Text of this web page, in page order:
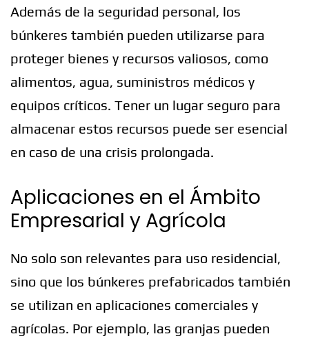
Además de la seguridad personal, los
búnkeres también pueden utilizarse para
proteger bienes y recursos valiosos, como
alimentos, agua, suministros médicos y
equipos críticos. Tener un lugar seguro para
almacenar estos recursos puede ser esencial
en caso de una crisis prolongada.
Aplicaciones en el Ámbito
Empresarial y Agrícola
No solo son relevantes para uso residencial,
sino que los búnkeres prefabricados también
se utilizan en aplicaciones comerciales y
agrícolas. Por ejemplo, las granjas pueden